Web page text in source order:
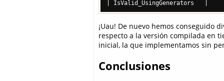
¡Uau! De nuevo hemos conseguido
respecto a la versión compilada en
inicial, la que implementamos sin
Conclusiones